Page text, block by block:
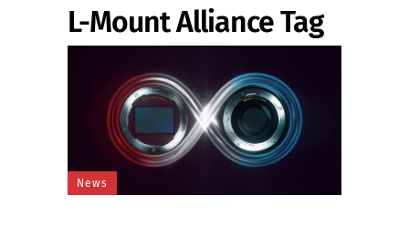
L-Mount Alliance Tag
News